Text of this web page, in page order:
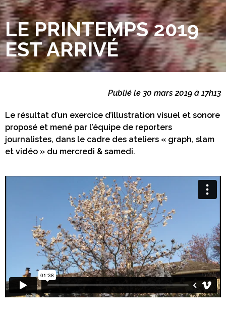
LE PRINTEMPS 2019
EST ARRIVÉ
Publié le 30 mars 2019 à 17h13
Le résultat d’un exercice d’illustration visuel et sonore
proposé et mené par l’équipe de reporters
journalistes, dans le cadre des ateliers « graph, slam
et vidéo » du mercredi & samedi.